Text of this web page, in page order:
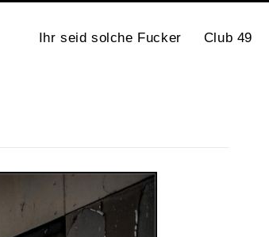
Ihr seid solche Fucker Club 49